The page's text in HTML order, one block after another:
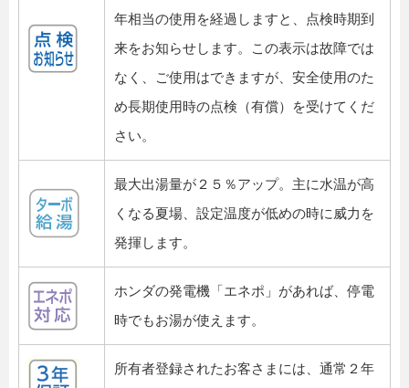
年相当の使用を経過しますと、点検時期到
来をお知らせします。この表示は故障では
なく、ご使用はできますが、安全使用のた
め長期使用時の点検（有償）を受けてくだ
さい。
最大出湯量が２５％アップ。主に水温が高
くなる夏場、設定温度が低めの時に威力を
発揮します。
ホンダの発電機「エネポ」があれば、停電
時でもお湯が使えます。
所有者登録されたお客さまには、通常２年